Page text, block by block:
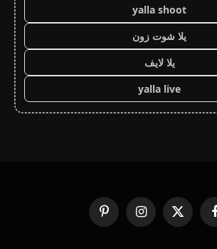
yalla shoot
يلا شوت زون
يلا لايف
yalla live
فيسبوك
X
(Twitter)
الانستغرامبينتيريست